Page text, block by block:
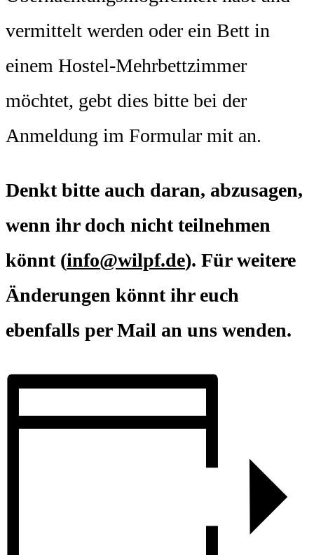
vermittelt werden oder ein Bett in
einem Hostel-Mehrbettzimmer
möchtet, gebt dies bitte bei der
Anmeldung im Formular mit an.
Denkt bitte auch daran, abzusagen,
wenn ihr doch nicht teilnehmen
könnt (info@wilpf.de). Für weitere
Änderungen könnt ihr euch
ebenfalls per Mail an uns wenden.